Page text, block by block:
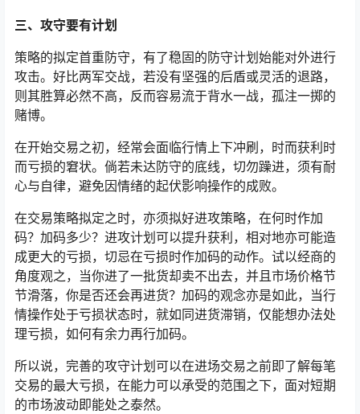
三、攻守要有计划
策略的拟定首重防守，有了稳固的防守计划始能对外进行
攻击。好比两军交战，若没有坚强的后盾或灵活的退路，
则其胜算必然不高，反而容易流于背水一战，孤注一掷的
赌博。
在开始交易之初，经常会面临行情上下冲刷，时而获利时
而亏损的窘状。倘若未达防守的底线，切勿躁进，须有耐
心与自律，避免因情绪的起伏影响操作的成败。
在交易策略拟定之时，亦须拟好进攻策略，在何时作加
码？加码多少？进攻计划可以提升获利，相对地亦可能造
成更大的亏损，切忌在亏损时作加码的动作。试以经商的
角度观之，当你进了一批货却卖不出去，并且市场价格节
节滑落，你是否还会再进货？加码的观念亦是如此，当行
情操作处于亏损状态时，就如同进货滞销，仅能想办法处
理亏损，如何有余力再行加码。
所以说，完善的攻守计划可以在进场交易之前即了解每笔
交易的最大亏损，在能力可以承受的范围之下，面对短期
的市场波动即能处之泰然。